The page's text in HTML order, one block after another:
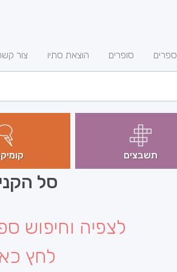
ספרים סופרים הוצאת סתיו צור
תשבצים
סל
לצפיה וחיפוש
לחץ